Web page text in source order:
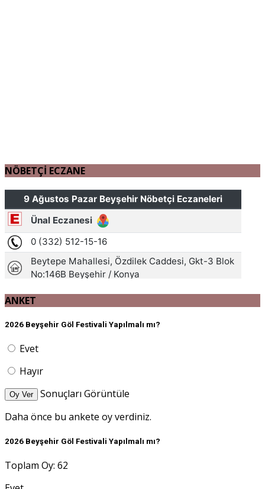
NÖBETÇİ ECZANE
ANKET
2026 Beyşehir Göl Festivali Yapılmalı mı?
Evet
Hayır
Oy Ver
Sonuçları Görüntüle
Daha önce bu ankete oy verdiniz.
2026 Beyşehir Göl Festivali Yapılmalı mı?
Toplam Oy: 62